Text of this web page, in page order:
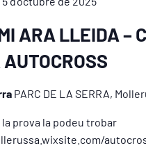
ARA LLEIDA –
PARC DE LA SERRA,
prova la podeu trobar